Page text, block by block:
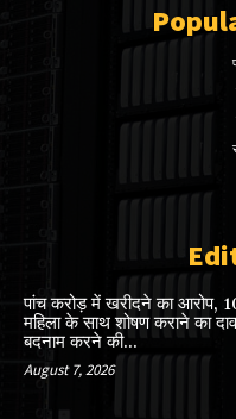
पांच करोड़ में खरीदने का आरोप,
महिला के साथ शोषण कराने का
बदनाम करने की...
August 7, 2026